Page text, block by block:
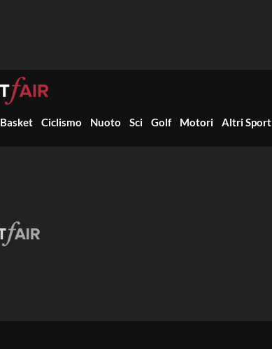
Basket Ciclismo Nuoto Sci Golf Motori Altri Sport